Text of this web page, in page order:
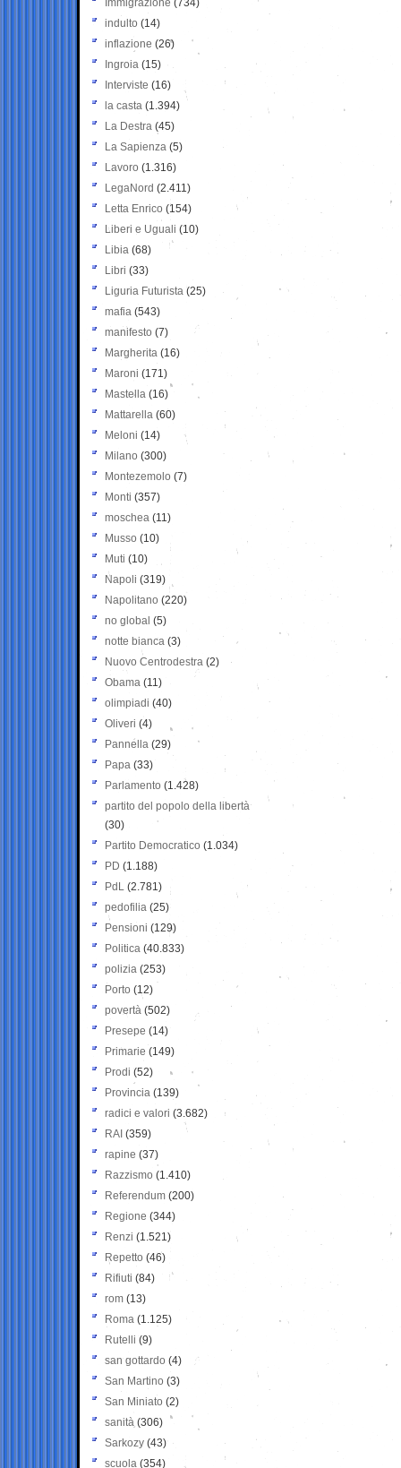
Immigrazione (734)
indulto (14)
inflazione (26)
Ingroia (15)
Interviste (16)
la casta (1.394)
La Destra (45)
La Sapienza (5)
Lavoro (1.316)
LegaNord (2.411)
Letta Enrico (154)
Liberi e Uguali (10)
Libia (68)
Libri (33)
Liguria Futurista (25)
mafia (543)
manifesto (7)
Margherita (16)
Maroni (171)
Mastella (16)
Mattarella (60)
Meloni (14)
Milano (300)
Montezemolo (7)
Monti (357)
moschea (11)
Musso (10)
Muti (10)
Napoli (319)
Napolitano (220)
no global (5)
notte bianca (3)
Nuovo Centrodestra (2)
Obama (11)
olimpiadi (40)
Oliveri (4)
Pannella (29)
Papa (33)
Parlamento (1.428)
partito del popolo della libertà
(30)
Partito Democratico (1.034)
PD (1.188)
PdL (2.781)
pedofilia (25)
Pensioni (129)
Politica (40.833)
polizia (253)
Porto (12)
povertà (502)
Presepe (14)
Primarie (149)
Prodi (52)
Provincia (139)
radici e valori (3.682)
RAI (359)
rapine (37)
Razzismo (1.410)
Referendum (200)
Regione (344)
Renzi (1.521)
Repetto (46)
Rifiuti (84)
rom (13)
Roma (1.125)
Rutelli (9)
san gottardo (4)
San Martino (3)
San Miniato (2)
sanità (306)
Sarkozy (43)
scuola (354)